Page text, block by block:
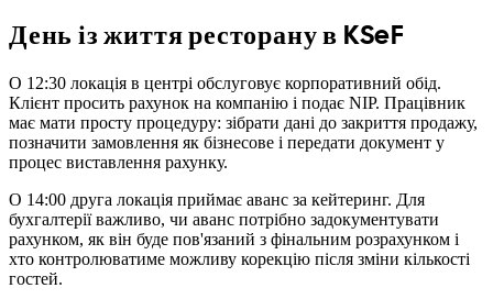
День із життя ресторану в KSeF
О 12:30 локація в центрі обслуговує корпоративний обід.
Клієнт просить рахунок на компанію і подає NIP. Працівник
має мати просту процедуру: зібрати дані до закриття продажу,
позначити замовлення як бізнесове і передати документ у
процес виставлення рахунку.
О 14:00 друга локація приймає аванс за кейтеринг. Для
бухгалтерії важливо, чи аванс потрібно задокументувати
рахунком, як він буде пов'язаний з фінальним розрахунком і
хто контролюватиме можливу корекцію після зміни кількості
гостей.